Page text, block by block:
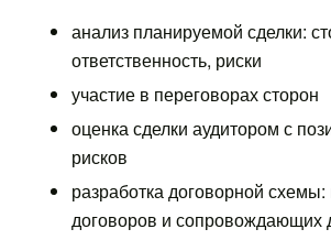
анализ планируемой сделки:
ответственность, риски
участие в переговорах сторон
оценка сделки аудитором с
рисков
разработка договорной
договоров и сопровождающих